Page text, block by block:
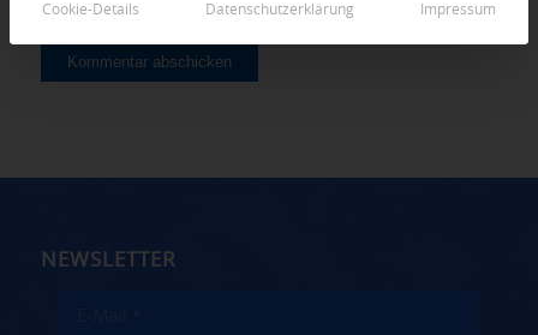
NEWSLETTER
Cookie-Details Datenschutzerklärung Impressum